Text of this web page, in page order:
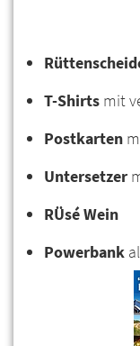
T-Shirts mit
Postkarten
Untersetzer
RÜsé Wein
Powerbank